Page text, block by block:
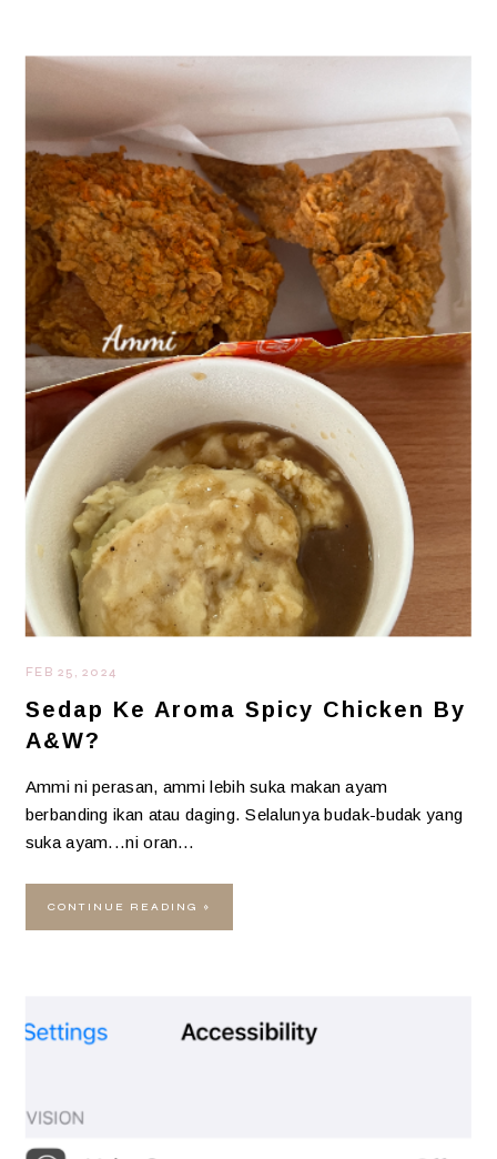
FEB 25, 2024
Sedap Ke Aroma Spicy Chicken By
A&W?
Ammi ni perasan, ammi lebih suka makan ayam
berbanding ikan atau daging. Selalunya budak-budak yang
suka ayam...ni oran…
CONTINUE READING »